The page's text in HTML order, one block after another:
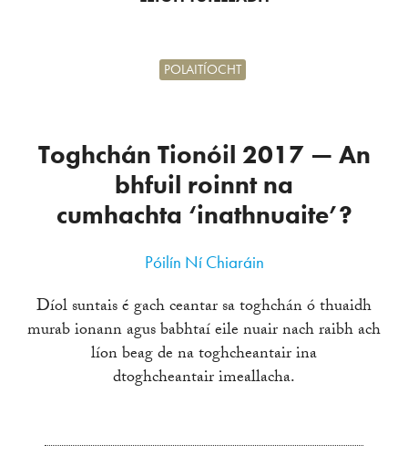
Toghchán Tionóil 2017 — An
bhfuil roinnt na
cumhachta ‘inathnuaite’?
POLAITÍOCHT
Póilín Ní Chiaráin
Díol suntais é gach ceantar sa toghchán ó thuaidh
murab ionann agus babhtaí eile nuair nach raibh ach
líon beag de na toghcheantair ina
dtoghcheantair imeallacha.